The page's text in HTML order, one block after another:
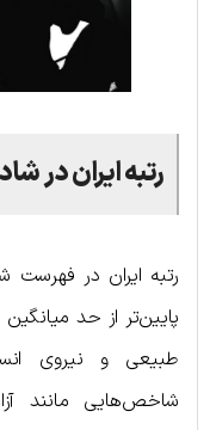
رتبه ایران در
پایین‌تر از حد
طبیعی و نیروی
شاخص‌هایی مانند